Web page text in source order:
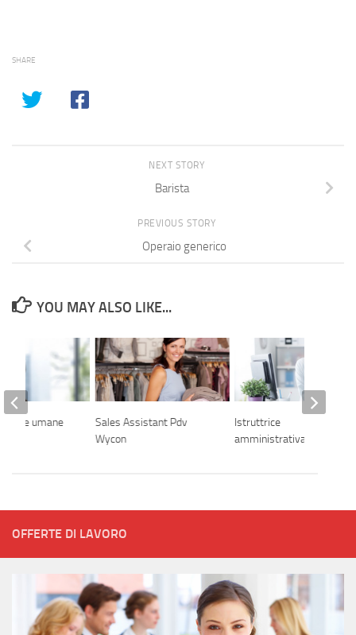
SHARE
NEXT STORY
Barista
PREVIOUS STORY
Operaio generico
YOU MAY ALSO LIKE...
Sales Assistant Pdv
Wycon
Istruttrice
amministrativa
umane
OFFERTE DI LAVORO